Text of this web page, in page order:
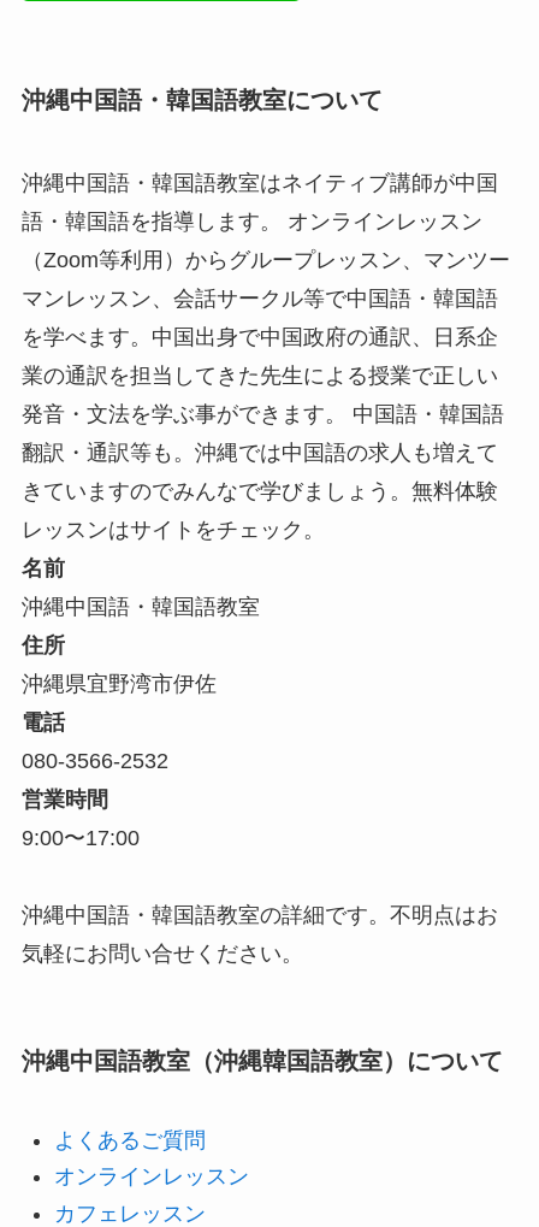
沖縄中国語・韓国語教室について
沖縄中国語・韓国語教室はネイティブ講師が中国
語・韓国語を指導します。 オンラインレッスン
（Zoom等利用）からグループレッスン、マンツー
マンレッスン、会話サークル等で中国語・韓国語
を学べます。中国出身で中国政府の通訳、日系企
業の通訳を担当してきた先生による授業で正しい
発音・文法を学ぶ事ができます。 中国語・韓国語
翻訳・通訳等も。沖縄では中国語の求人も増えて
きていますのでみんなで学びましょう。無料体験
レッスンはサイトをチェック。
名前
沖縄中国語・韓国語教室
住所
沖縄県宜野湾市伊佐
電話
080-3566-2532
営業時間
9:00〜17:00
沖縄中国語・韓国語教室の詳細です。不明点はお
気軽にお問い合せください。
沖縄中国語教室（沖縄韓国語教室）について
よくあるご質問
オンラインレッスン
カフェレッスン